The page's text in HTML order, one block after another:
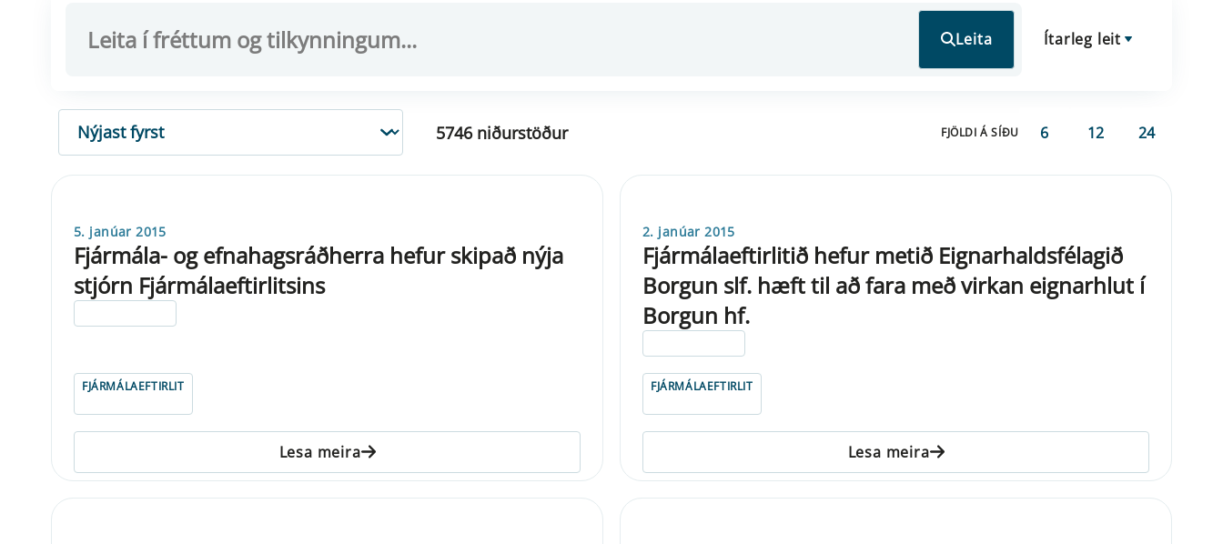
Leita Ítarleg leit
RÖÐUN
5746 niðurstöður FJÖLDI Á SÍÐU 6 12 24
5. janúar 2015
Fjármála- og efnahagsráðherra hefur skipað nýja
stjórn Fjármálaeftirlitsins
FJÁRMÁLAEFTIRLIT
Lesa meira
2. janúar 2015
Fjármálaeftirlitið hefur metið Eignarhaldsfélagið
Borgun slf. hæft til að fara með virkan eignarhlut í
Borgun hf.
FJÁRMÁLAEFTIRLIT
Lesa meira